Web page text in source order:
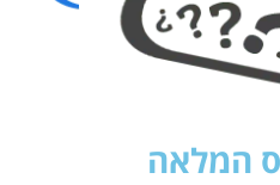
המלאה